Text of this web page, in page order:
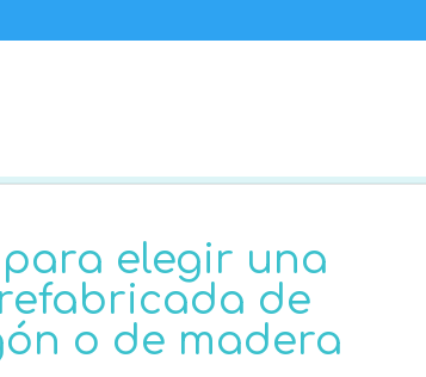
para elegir una
de
o de madera